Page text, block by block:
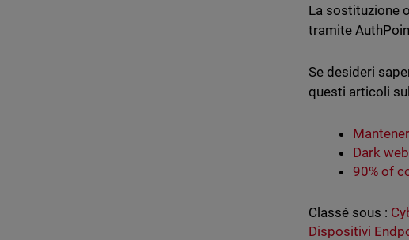
La sostituzione
tramite
Se desideri
questi articoli
Dark
90% of
Classé sous :
Dispositivi